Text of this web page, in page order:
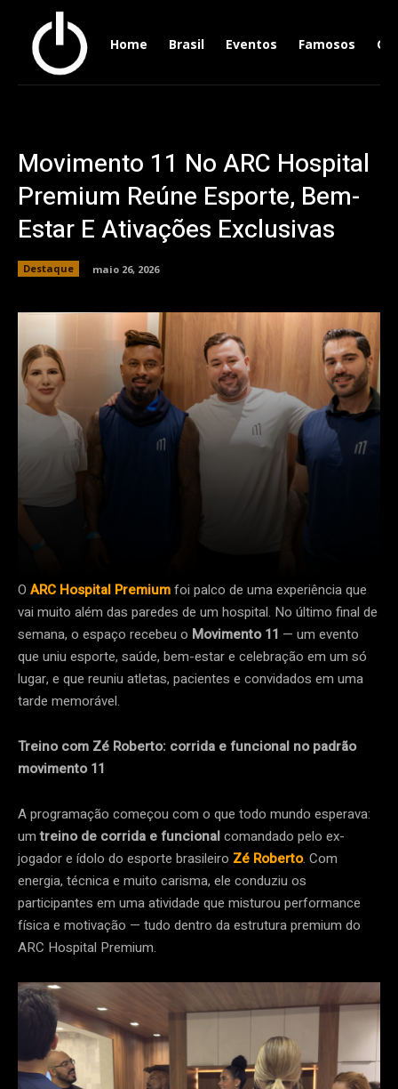
Home Brasil Eventos Famosos
Movimento 11 No ARC Hospital
Premium Reúne Esporte, Bem-
Estar E Ativações Exclusivas
Destaque maio 26, 2026
O ARC Hospital Premiumfoi palco de uma experiência que
vai muito além das paredes de um hospital. No último final de
semana, o espaço recebeu o Movimento 11 — um evento
que uniu esporte, saúde, bem-estar e celebração em um só
lugar, e que reuniu atletas, pacientes e convidados em uma
tarde memorável.
Treino com Zé Roberto: corrida e funcional no padrão
movimento 11
A programação começou com o que todo mundo esperava:
umtreino de corrida e funcionalcomandado pelo ex-
jogador e ídolo do esporte brasileiro Zé Roberto. Com
energia, técnica e muito carisma, ele conduziu os
participantes em uma atividade que misturou performance
física e motivação — tudo dentro da estrutura premium do
ARC Hospital Premium.